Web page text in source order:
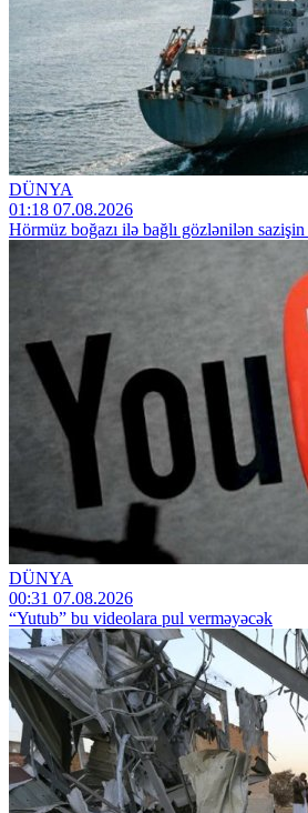
DÜNYA
01:18 07.08.2026
Hörmüz boğazı ilə bağlı gözlənilən sazişin
DÜNYA
00:31 07.08.2026
“Yutub” bu videolara pul verməyəcək